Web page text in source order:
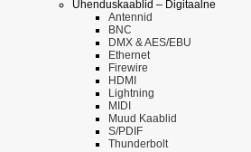
Ühenduskaablid – Digitaalne
Antennid
BNC
DMX & AES/EBU
Ethernet
Firewire
HDMI
Lightning
MIDI
Muud Kaablid
S/PDIF
Thunderbolt